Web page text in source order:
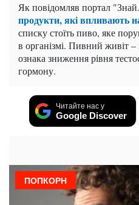
Як повідомляв портал
продукти, які впливають
списку стоїть пиво, яке
в організмі. Пивний живіт
ознака зниження рівня
гормону.
Читайте нас у
Google Discover
ПОПКОРН